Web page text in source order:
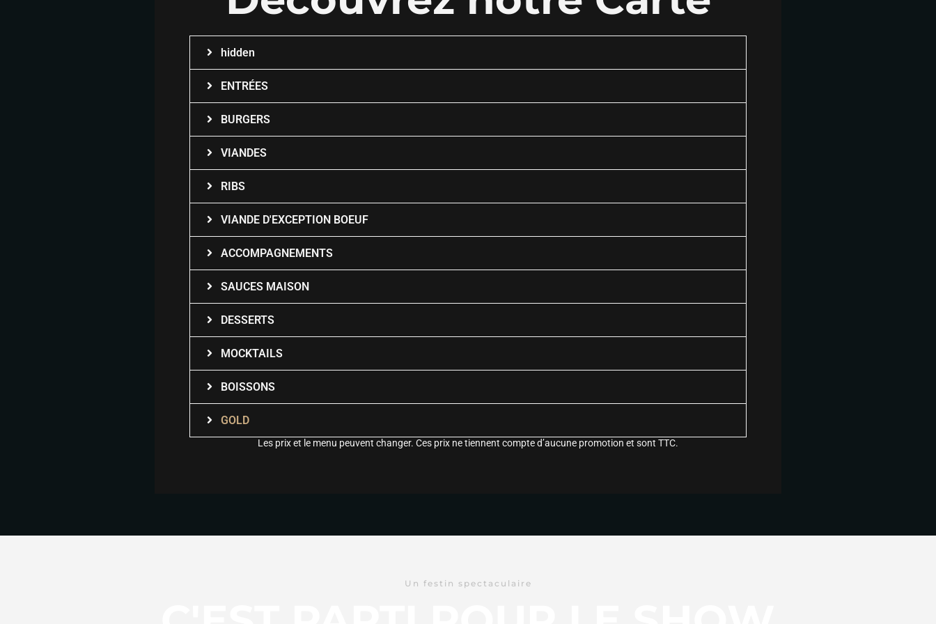
hidden
ENTRÉES
BURGERS
VIANDES
RIBS
VIANDE D'EXCEPTION BOEUF
ACCOMPAGNEMENTS
SAUCES MAISON
DESSERTS
MOCKTAILS
BOISSONS
GOLD
Les prix et le menu peuvent changer. Ces prix ne tiennent compte d’aucune promotion et sont TTC.
Un festin spectaculaire